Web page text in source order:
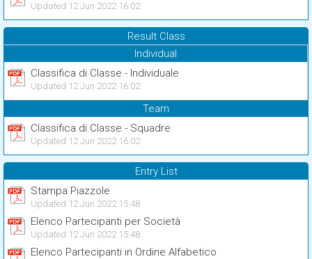
Updated 12 Jun 2022 16:02
Result Class
Individual
Classifica di Classe - Individuale
Updated 12 Jun 2022 16:02
Team
Classifica di Classe - Squadre
Updated 12 Jun 2022 16:02
Entry List
Stampa Piazzole
Updated 12 Jun 2022 15:48
Elenco Partecipanti per Società
Updated 12 Jun 2022 15:48
Elenco Partecipanti in Ordine Alfabetico